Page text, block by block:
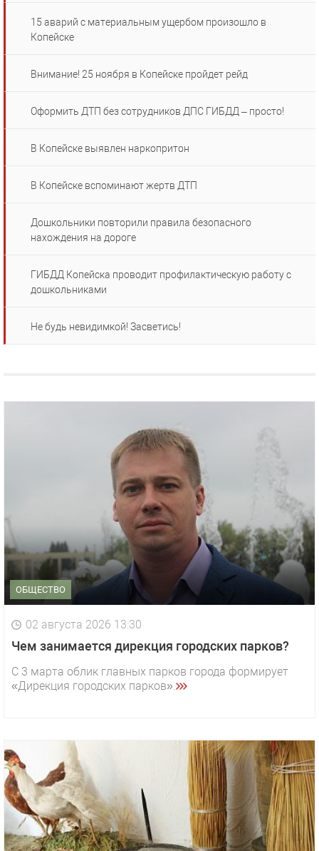
15 аварий с материальным ущербом произошло в
Копейске
Внимание! 25 ноября в Копейске пройдет рейд
Оформить ДТП без сотрудников ДПС ГИБДД – просто!
В Копейске выявлен наркопритон
В Копейске вспоминают жертв ДТП
Дошкольники повторили правила безопасного
нахождения на дороге
ГИБДД Копейска проводит профилактическую работу с
дошкольниками
Не будь невидимкой! Засветись!
ОБЩЕСТВО
02 августа 2026 13:30
Чем занимается дирекция городских парков?
С 3 марта облик главных парков города формирует
«Дирекция городских парков».